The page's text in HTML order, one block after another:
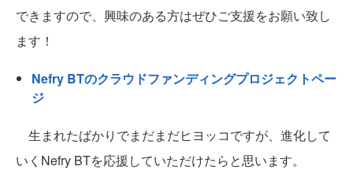
できますので、興味のある方はぜひご支援をお願い致し
ます！
Nefry BTのクラウドファンディングプロジェクトペー
ジ
生まれたばかりでまだまだヒヨッコですが、進化して
いくNefry BTを応援していただけたらと思います。